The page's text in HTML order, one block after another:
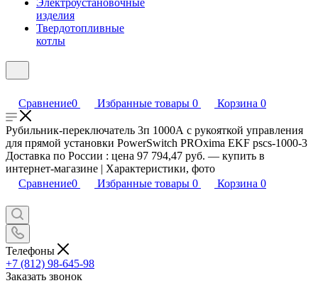
Электроустановочные
изделия
Твердотопливные
котлы
Сравнение0 Избранные товары 0 Корзина 0
Рубильник-переключатель 3п 1000А с рукояткой управления
для прямой установки PowerSwitch PROxima EKF pscs-1000-3
Доставка по России : цена 97 794,47 руб. — купить в
интернет-магазине | Характеристики, фото
Сравнение0 Избранные товары 0 Корзина 0
Телефоны
+7 (812) 98-645-98
Заказать звонок